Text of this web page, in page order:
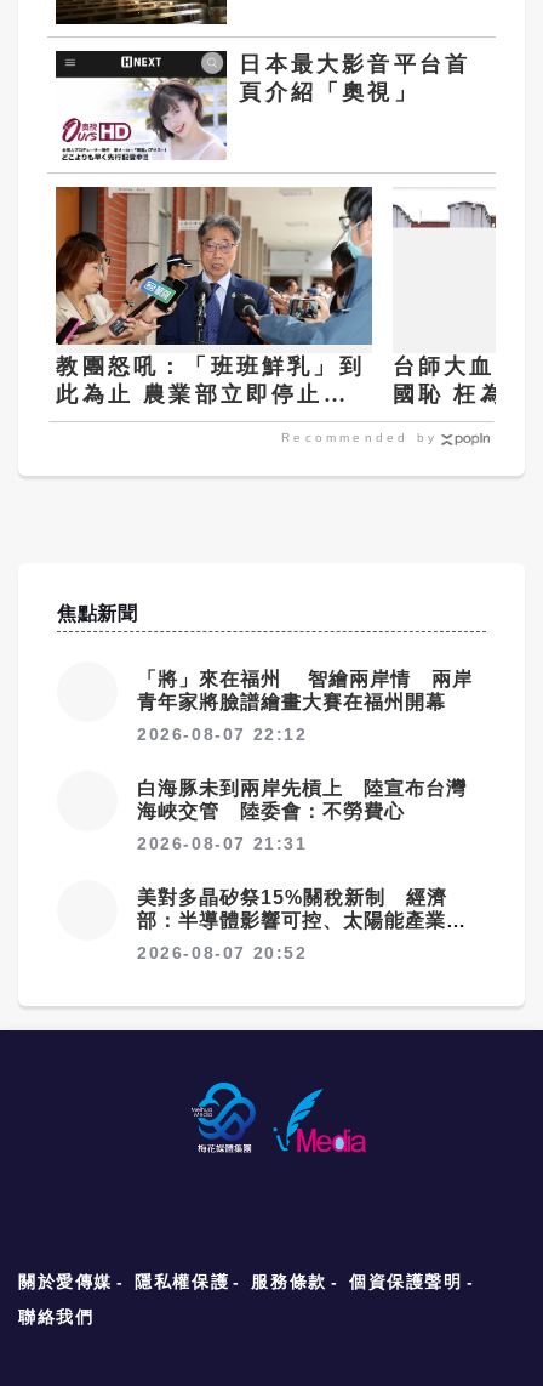
日本最大影音平台首
頁介紹「奧視」
教團怒吼：「班班鮮乳」到
此為止 農業部立即停止禍
亂教育
台師大血論
國恥 枉為人
Recommended by
焦點新聞
「將」來在福州 智繪兩岸情 兩岸
青年家將臉譜繪畫大賽在福州開幕
2026-08-07 22:12
白海豚未到兩岸先槓上 陸宣布台灣
海峽交管 陸委會：不勞費心
2026-08-07 21:31
美對多晶矽祭15%關稅新制 經濟
部：半導體影響可控、太陽能產業衝
擊有限
2026-08-07 20:52
關於愛傳媒 隱私權保護 服務條款
個資保護聲明
聯絡我們